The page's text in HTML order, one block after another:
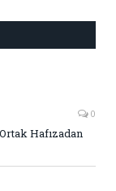
0
Hafızadan